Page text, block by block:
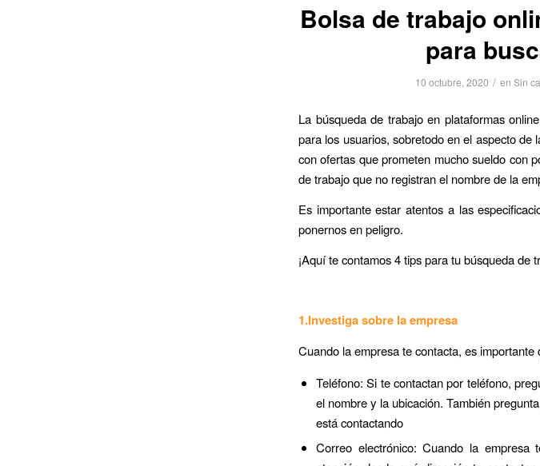
Bolsa de trabajo
para
10 octubre, 2020 / enSin
La búsqueda de trabajo en plataformas
para los usuarios, sobretodo en el aspecto
con ofertas que prometen mucho sueldo con
de trabajo que no registran el nombre de la
Es importante estar atentos a las
ponernos en peligro.
¡Aquí te contamos 4 tips para tu búsqueda de
1.Investiga sobre la empresa
Cuando la empresa te contacta, es
Teléfono: Si te contactan por teléfono,
el nombre y la ubicación. También
está contactando
Correo electrónico: Cuando la empresa